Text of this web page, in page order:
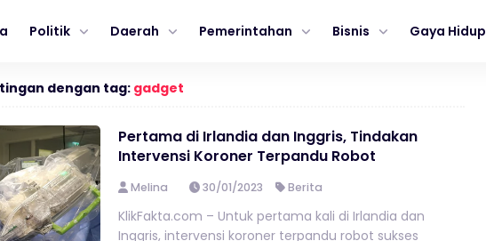
Politik Daerah Pemerintahan Bisnis Gaya Hidup
dengan tag: gadget
Pertama di Irlandia dan Inggris, Tindakan
Intervensi Koroner Terpandu Robot
Melina 30/01/2023 Berita
KlikFakta.com – Untuk pertama kali di Irlandia dan
Inggris, intervensi koroner terpandu robot sukses